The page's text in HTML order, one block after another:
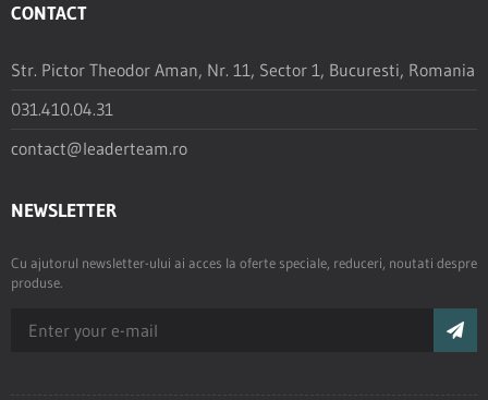
CONTACT
Str. Pictor Theodor Aman, Nr. 11, Sector 1, Bucuresti, Romania
031.410.04.31
contact@leaderteam.ro
NEWSLETTER
Cu ajutorul newsletter-ului ai acces la oferte speciale, reduceri, noutati despre
produse.